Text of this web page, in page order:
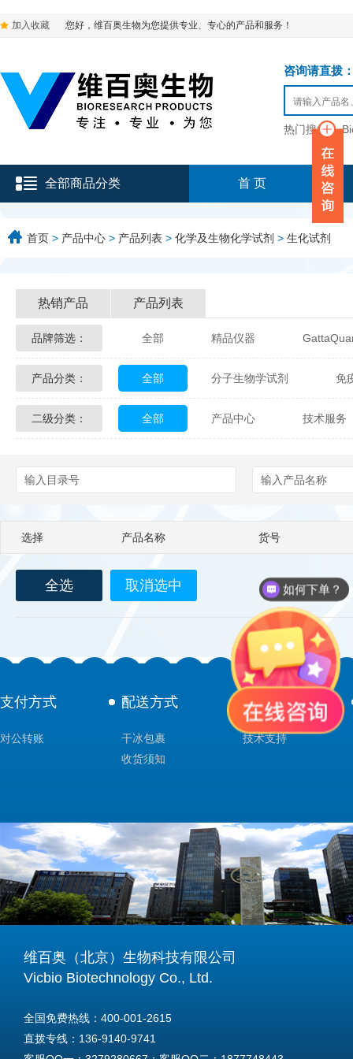
加入收藏 您好，维百奥生物为您提供专业、专心的产品和服务！
咨询请直拨
热门搜索：
全部商品分类 首 页
首页 > 产品中心 > 产品列表 > 化学及生物化学试剂 > 生化试剂
热销产品 产品列表
品牌筛选： 全部 精品仪器
Glycon Biochem Sterlitech
Echelon Biosciences Verichem
Biotez Berlin Diametra
Berry & Associates Zedira
LGC Maine Standards Biolife
Abbexa AbD Serotec
产品分类： 全部 分子生物学试剂 免
化学及生物化学试剂 材料学试剂
二级分类： 全部 产品中心 技术服务
选择 产品名称 货号
全选 取消选中
支付方式
对公转账
配送方式
干冰包裹
收货须知
售后服务
技术支持
维百奥（北京）生物科技有限公司
Vicbio Biotechnology Co., Ltd.
全国免费热线：400-001-2615
直拨专线：136-9140-9741
如何下单？